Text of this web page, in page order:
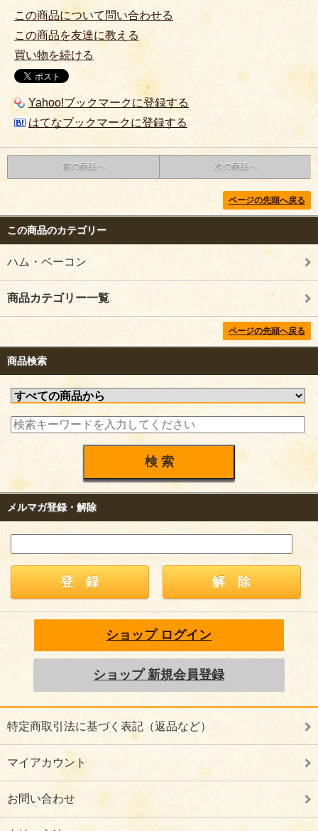
この商品について問い合わせる
この商品を友達に教える
買い物を続ける
Yahoo!ブックマークに登録する
はてなブックマークに登録する
前の商品へ 次の商品へ
ページの先頭へ戻る
この商品のカテゴリー
ハム・ベーコン
商品カテゴリー一覧
ページの先頭へ戻る
商品検索
メルマガ登録・解除
ショップ ログイン
ショップ 新規会員登録
特定商取引法に基づく表記（返品など）
マイアカウント
お問い合わせ